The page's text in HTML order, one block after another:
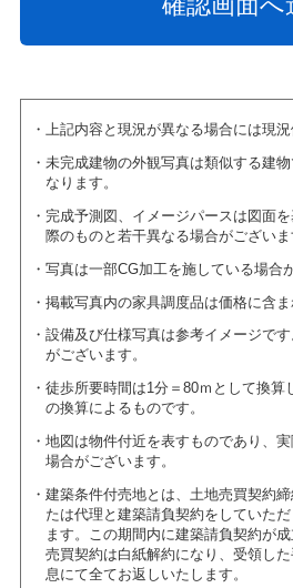
上記内容と現況が異なる場合には現況
未完成建物の外観写真は類似する建
なります。
完成予測図、イメージパースは図面
際のものと若干異なる場合がございま
写真は一部CG加工を施している場合
掲載写真内の家具調度品は価格に含ま
設備及び仕様写真は参考イメージで
がございます。
徒歩所要時間は1分＝80ｍとして換算
の換算によるものです。
地図は物件付近を表すものであり、
場合がございます。
建築条件付売地とは、土地売買契約
たは代理と建築請負契約をしていた
ます。この期間内に建築請負契約が
売買契約は白紙解約になり、受領し
息にて全てお返しいたします。